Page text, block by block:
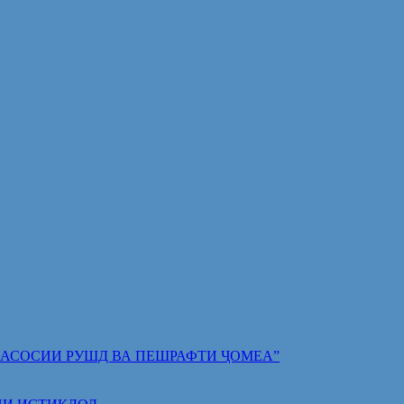
АСОСИИ РУШД ВА ПЕШРАФТИ ҶОМЕА”